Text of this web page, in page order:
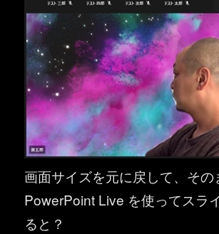
画面サイズを元に戻して、その
PowerPoint Live を使ってスラ
ると？